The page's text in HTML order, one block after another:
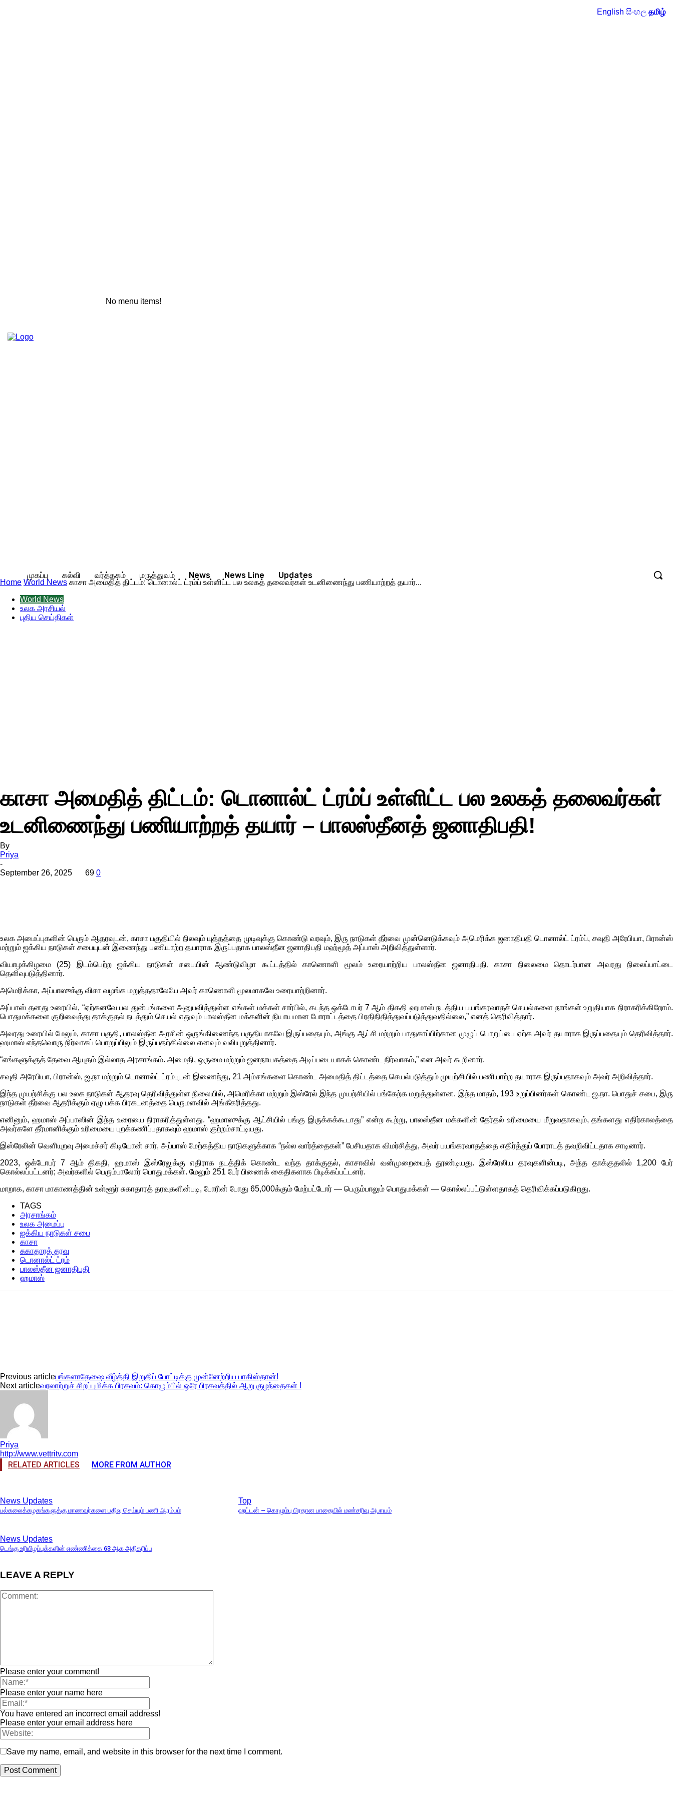
No menu items!
முகப்பு கல்வி வர்த்தகம் மருத்துவம் News News Line Updates
Home World News காசா அமைதித் திட்டம்: டொனால்ட் ட்ரம்ப் உள்ளிட்ட பல உலகத் தலைவர்கள் உடனிணைந்து பணியாற்றத் தயார்...
World News
உலக அரசியல்
புதிய செய்திகள்
காசா அமைதித் திட்டம்: டொனால்ட் ட்ரம்ப் உள்ளிட்ட பல உலகத் தலைவர்கள்
உடனிணைந்து பணியாற்றத் தயார் – பாலஸ்தீனத் ஜனாதிபதி!
By
Priya
-
September 26, 2025
69 0
உலக அமைப்புகளின் பெரும் ஆதரவுடன், காசா பகுதியில் நிலவும் யுத்தத்தை முடிவுக்கு கொண்டு வரவும், இரு நாடுகள் தீர்வை முன்னெடுக்கவும் அமெரிக்க ஜனாதிபதி டொனால்ட் ட்ரம்ப், சவுதி அரேபியா, பிரான்ஸ்
மற்றும் ஐக்கிய நாடுகள் சபையுடன் இணைந்து பணியாற்ற தயாராக இருப்பதாக பாலஸ்தீன ஜனாதிபதி மஹ்மூத் அப்பாஸ் அறிவித்துள்ளார்.
வியாழக்கிழமை (25) இடம்பெற்ற ஐக்கிய நாடுகள் சபையின் ஆண்டுவிழா கூட்டத்தில் காணொளி மூலம் உரையாற்றிய பாலஸ்தீன ஜனாதிபதி, காசா நிலைமை தொடர்பான அவரது நிலைப்பாட்டை
தெளிவுபடுத்தினார்.
அமெரிக்கா, அப்பாஸுக்கு விசா வழங்க மறுத்ததாலேயே அவர் காணொளி மூலமாகவே உரையாற்றினார்.
அப்பாஸ் தனது உரையில், “ஏற்கனவே பல துன்பங்களை அனுபவித்துள்ள எங்கள் மக்கள் சார்பில், கடந்த ஒக்டோபர் 7 ஆம் திகதி ஹமாஸ் நடத்திய பயங்கரவாதச் செயல்களை நாங்கள் உறுதியாக நிராகரிக்கிறோம்.
பொதுமக்களை குறிவைத்து தாக்குதல் நடத்தும் செயல் எதுவும் பாலஸ்தீன மக்களின் நியாயமான போராட்டத்தை பிரதிநிதித்துவப்படுத்துவதில்லை,” எனத் தெரிவித்தார்.
அவரது உரையில் மேலும், காசா பகுதி, பாலஸ்தீன அரசின் ஒருங்கிணைந்த பகுதியாகவே இருப்பதையும், அங்கு ஆட்சி மற்றும் பாதுகாப்பிற்கான முழுப் பொறுப்பை ஏற்க அவர் தயாராக இருப்பதையும் தெரிவித்தார்.
ஹமாஸ் எந்தவொரு நிர்வாகப் பொறுப்பிலும் இருப்பதற்கில்லை எனவும் வலியுறுத்தினார்.
“எங்களுக்குத் தேவை ஆயுதம் இல்லாத அரசாங்கம். அமைதி, ஒருமை மற்றும் ஜனநாயகத்தை அடிப்படையாகக் கொண்ட நிர்வாகம்,” என அவர் கூறினார்.
சவுதி அரேபியா, பிரான்ஸ், ஐ.நா மற்றும் டொனால்ட் ட்ரம்புடன் இணைந்து, 21 அம்சங்களை கொண்ட அமைதித் திட்டத்தை செயல்படுத்தும் முயற்சியில் பணியாற்ற தயாராக இருப்பதாகவும் அவர் அறிவித்தார்.
இந்த முயற்சிக்கு பல உலக நாடுகள் ஆதரவு தெரிவித்துள்ள நிலையில், அமெரிக்கா மற்றும் இஸ்ரேல் இந்த முயற்சியில் பங்கேற்க மறுத்துள்ளன. இந்த மாதம், 193 உறுப்பினர்கள் கொண்ட ஐ.நா. பொதுச் சபை, இரு
நாடுகள் தீர்வை ஆதரிக்கும் ஏழு பக்க பிரகடனத்தை பெருமளவில் அங்கீகரித்தது.
எனினும், ஹமாஸ் அப்பாஸின் இந்த உரையை நிராகரித்துள்ளது. “ஹமாஸுக்கு ஆட்சியில் பங்கு இருக்கக்கூடாது” என்ற கூற்று, பாலஸ்தீன மக்களின் தேர்தல் உரிமையை மீறுவதாகவும், தங்களது எதிர்காலத்தை
அவர்களே தீர்மானிக்கும் உரிமையை புறக்கணிப்பதாகவும் ஹமாஸ் குற்றம்சாட்டியது.
இஸ்ரேலின் வெளியுறவு அமைச்சர் கிடியோன் சார், அப்பாஸ் மேற்கத்திய நாடுகளுக்காக “நல்ல வார்த்தைகள்” பேசியதாக விமர்சித்து, அவர் பயங்கரவாதத்தை எதிர்த்துப் போராடத் தவறிவிட்டதாக சாடினார்.
2023, ஒக்டோபர் 7 ஆம் திகதி, ஹமாஸ் இஸ்ரேலுக்கு எதிராக நடத்திக் கொண்ட வந்த தாக்குதல், காசாவில் வன்முறையைத் தூண்டியது. இஸ்ரேலிய தரவுகளின்படி, அந்த தாக்குதலில் 1,200 பேர்
கொல்லப்பட்டனர்; அவர்களில் பெரும்பாலோர் பொதுமக்கள். மேலும் 251 பேர் பிணைக் கைதிகளாக பிடிக்கப்பட்டனர்.
மாறாக, காசா மாகாணத்தின் உள்ளூர் சுகாதாரத் தரவுகளின்படி, போரின் போது 65,000க்கும் மேற்பட்டோர் — பெரும்பாலும் பொதுமக்கள் — கொல்லப்பட்டுள்ளதாகத் தெரிவிக்கப்படுகிறது.
TAGS
அரசாங்கம்
உலக அமைப்பு
ஐக்கிய நாடுகள் சபை
காசா
சுகாதாரத் தரவு
டொனால்ட் ட்ரம்
பாலஸ்தீன ஜனாதிபதி
ஹமாஸ்
Previous articleபங்களாதேஷை வீழ்த்தி இறுதிப் போட்டிக்கு முன்னேற்றிய பாகிஸ்தான்!
Next articleவரலாற்றுச் சிறப்புமிக்க பிரசவம்: கொழும்பில் ஒரே பிரசவத்தில் ஆறு குழந்தைகள் !
Priya
http://www.vettritv.com
RELATED ARTICLES MORE FROM AUTHOR
News Updates
பல்கலைக்கழகங்களுக்கு மாணவர்களை பதிவு செய்யும் பணி ஆரம்பம்
Top
ஹட்டன் – கொழும்பு பிரதான பாதையில் மண்சரிவு அபாயம்
News Updates
டெங்கு உரியிழப்புக்களின் எண்ணிக்கை 63 ஆக அதிகரிப்பு
LEAVE A REPLY
Please enter your comment!
Please enter your name here
You have entered an incorrect email address!
Please enter your email address here
Save my name, email, and website in this browser for the next time I comment.
English සිංහල தமிழ்